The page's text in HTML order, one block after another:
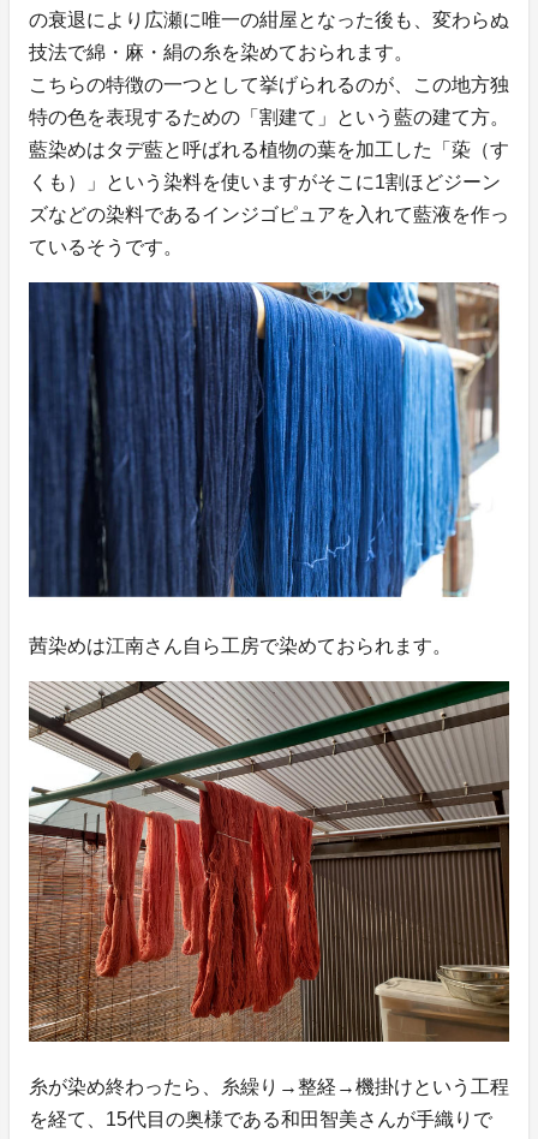
の衰退により広瀬に唯一の紺屋となった後も、変わらぬ
技法で綿・麻・絹の糸を染めておられます。
こちらの特徴の一つとして挙げられるのが、この地方独
特の色を表現するための「割建て」という藍の建て方。
藍染めはタデ藍と呼ばれる植物の葉を加工した「蒅（す
くも）」という染料を使いますがそこに1割ほどジーン
ズなどの染料であるインジゴピュアを入れて藍液を作っ
ているそうです。
茜染めは江南さん自ら工房で染めておられます。
糸が染め終わったら、糸繰り→整経→機掛けという工程
を経て、15代目の奥様である和田智美さんが手織りで